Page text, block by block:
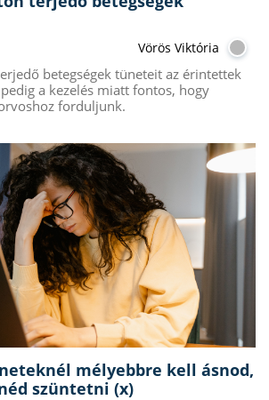
Vörös Viktória
betegségek tüneteit az érintettek
a kezelés miatt fontos, hogy
forduljunk.
mélyebbre kell ásnod,
szüntetni (x)